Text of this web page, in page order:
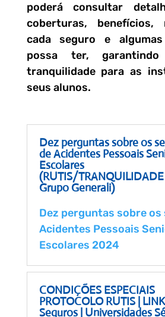
poderá consultar
coberturas, benefícios,
cada seguro e
possa ter,
tranquilidade para as
seus alunos.
Dez perguntas sobre os
de Acidentes Pessoais
Escolares
(RUTIS/
Grupo Generali)
Dez perguntas sobre os
Acidentes Pessoais
Escolares 2024
CONDIÇÕES ESPECIAIS
PROTOCOLO RUTIS | LINK
Seguros | Universidades